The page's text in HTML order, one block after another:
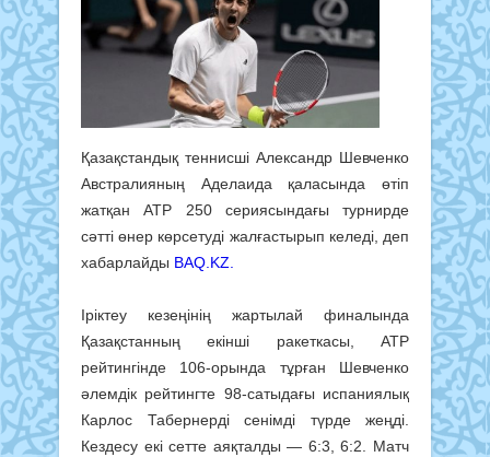
Қазақстандық теннисші Александр Шевченко
Австралияның Аделаида қаласында өтіп
жатқан ATP 250 сериясындағы турнирде
сәтті өнер көрсетуді жалғастырып келеді, деп
хабарлайды BAQ.KZ.
Іріктеу кезеңінің жартылай финалында
Қазақстанның екінші ракеткасы, ATP
рейтингінде 106-орында тұрған Шевченко
әлемдік рейтингте 98-сатыдағы испаниялық
Карлос Табернерді сенімді түрде жеңді.
Кездесу екі сетте аяқталды — 6:3, 6:2. Матч